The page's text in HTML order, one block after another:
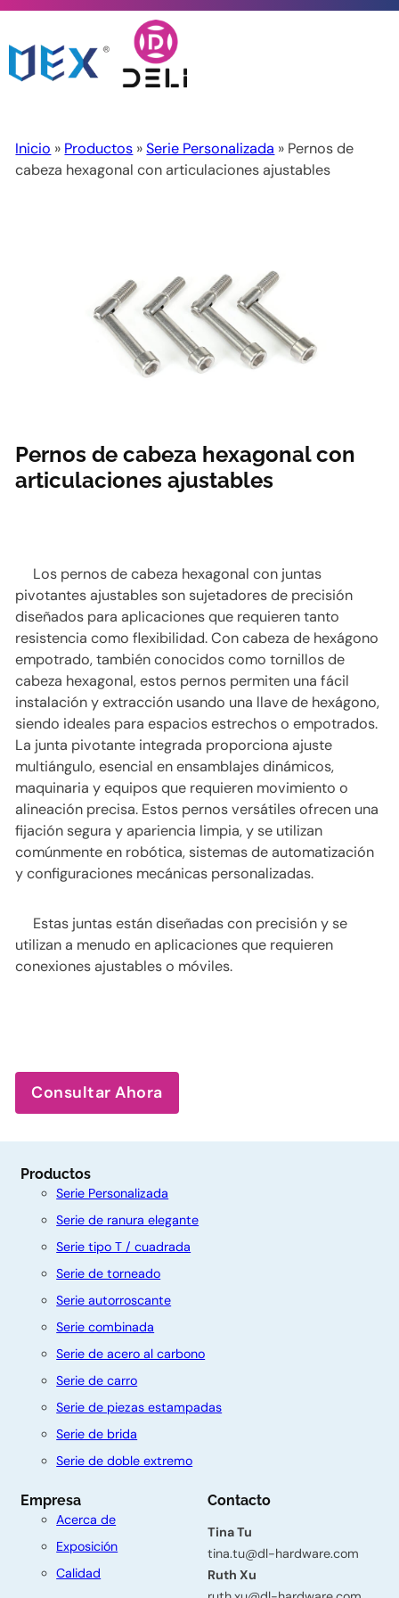
Inicio » Productos »Serie Personalizada » Pernos de
cabeza hexagonal con articulaciones ajustables
Pernos de cabeza hexagonal con
articulaciones ajustables
Los pernos de cabeza hexagonal con juntas
pivotantes ajustables son sujetadores de precisión
diseñados para aplicaciones que requieren tanto
resistencia como flexibilidad. Con cabeza de hexágono
empotrado, también conocidos como tornillos de
cabeza hexagonal, estos pernos permiten una fácil
instalación y extracción usando una llave de hexágono,
siendo ideales para espacios estrechos o empotrados.
La junta pivotante integrada proporciona ajuste
multiángulo, esencial en ensamblajes dinámicos,
maquinaria y equipos que requieren movimiento o
alineación precisa. Estos pernos versátiles ofrecen una
fijación segura y apariencia limpia, y se utilizan
comúnmente en robótica, sistemas de automatización
y configuraciones mecánicas personalizadas.
Estas juntas están diseñadas con precisión y se
utilizan a menudo en aplicaciones que requieren
conexiones ajustables o móviles.
Consultar Ahora
Productos
Serie Personalizada
Serie de ranura elegante
Serie tipo T / cuadrada
Serie de torneado
Serie autorroscante
Serie combinada
Serie de acero al carbono
Serie de carro
Serie de piezas estampadas
Serie de brida
Serie de doble extremo
Empresa
Acerca de
Exposición
Calidad
Contacto
Tina Tu
tina.tu@dl-hardware.com
Ruth Xu